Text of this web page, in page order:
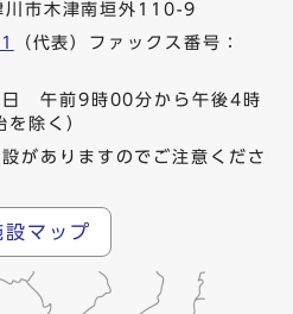
市木津南垣外110-9
（代表）ファックス番号：
午前9時00分から午後4時
除く）
がありますのでご注意くださ
設マップ